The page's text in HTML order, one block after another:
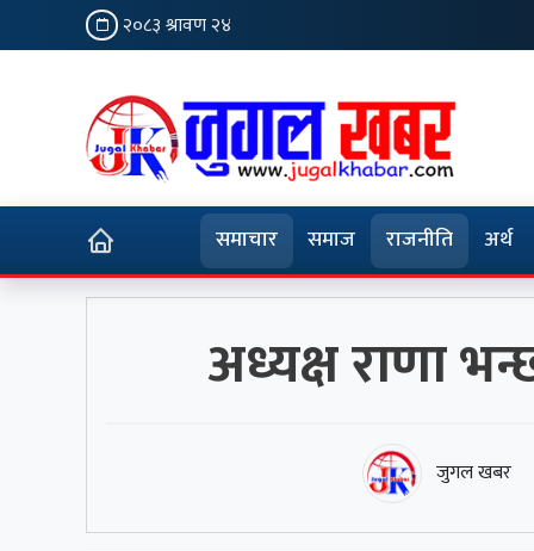
२०८३ श्रावण २४
समाचार समाज राजनीति अर्थ
अध्यक्ष राणा
जुगल खबर